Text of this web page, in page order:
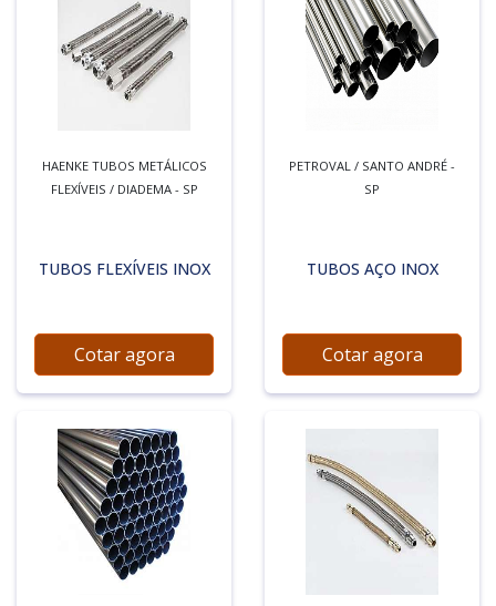
HAENKE TUBOS METÁLICOS
FLEXÍVEIS / DIADEMA - SP
TUBOS FLEXÍVEIS INOX
Cotar agora
PETROVAL / SANTO ANDRÉ -
SP
TUBOS AÇO INOX
Cotar agora